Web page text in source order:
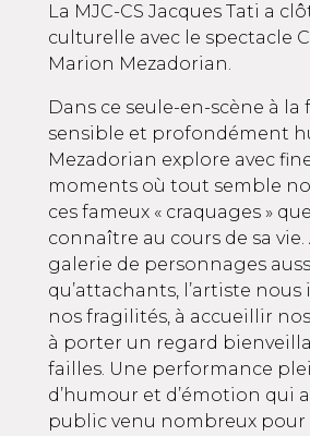
La MJC-CS Jacques Tati a
culturelle avec le spectacle
Marion Mezadorian.
Dans ce seule-en-scène à la
sensible et profondément
Mezadorian explore avec
moments où tout semble
ces fameux « craquages »
connaître au cours de sa vie.
galerie de personnages
qu’attachants, l’artiste
nos fragilités, à accueillir
à porter un regard
failles. Une performance
d’humour et d’émotion qui
public venu nombreux